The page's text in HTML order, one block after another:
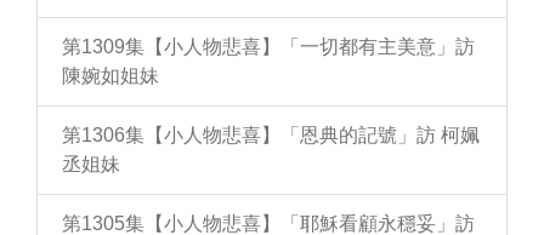
第1309集【小人物悲喜】「一切都有主美意」訪
陳婉如姐妹
第1306集【小人物悲喜】「恩典的記號」訪 柯姵
丞姐妹
第1305集【小人物悲喜】「耶穌看顧永穩妥」訪